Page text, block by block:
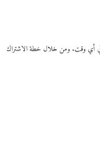
في أي وقت. ومن خلال خطة الاشتراك